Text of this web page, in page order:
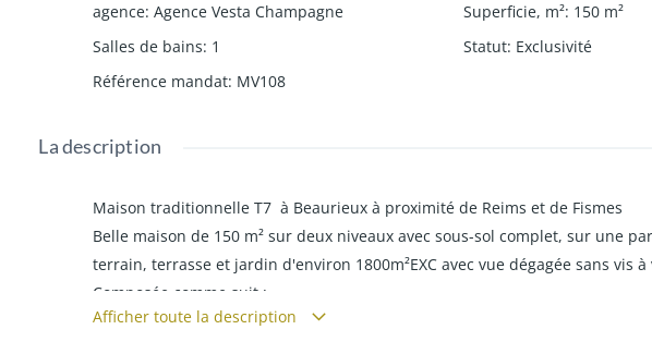
agence: Agence Vesta Champagne Superficie, m²: 150 m²
Salles de bains: 1 Statut: Exclusivité
Référence mandat: MV108
La description
Maison traditionnelle T7 à Beaurieux à proximité de Reims et de Fismes
Belle maison de 150 m² sur deux niveaux avec sous-sol complet, sur une
terrain, terrasse et jardin d'environ 1800m²EXC avec vue dégagée sans vis à
Composée comme suit :
-au RDC grand salon/séjour de 50 m² lumineux et ouvert sur cuisine équipée
Afficher toute la description